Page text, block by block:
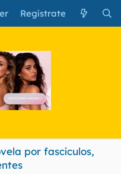
Regístrate
por fascículos,